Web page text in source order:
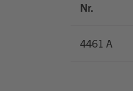
Nr.
4461 A